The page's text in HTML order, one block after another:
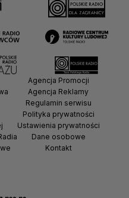
Agencja Promocji
Agencja Reklamy
Regulamin serwisu
Polityka prywatności
Ustawienia prywatności
Dane osobowe
Kontakt